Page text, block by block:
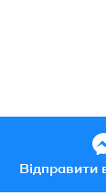
Відправити